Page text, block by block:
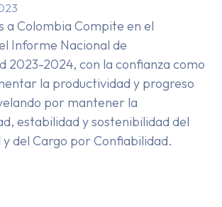
a Colombia Compite en el
Informe Nacional de
2023-2024, con la confianza como
la productividad y progreso
por mantener la
estabilidad y sostenibilidad del
del Cargo por Confiabilidad.